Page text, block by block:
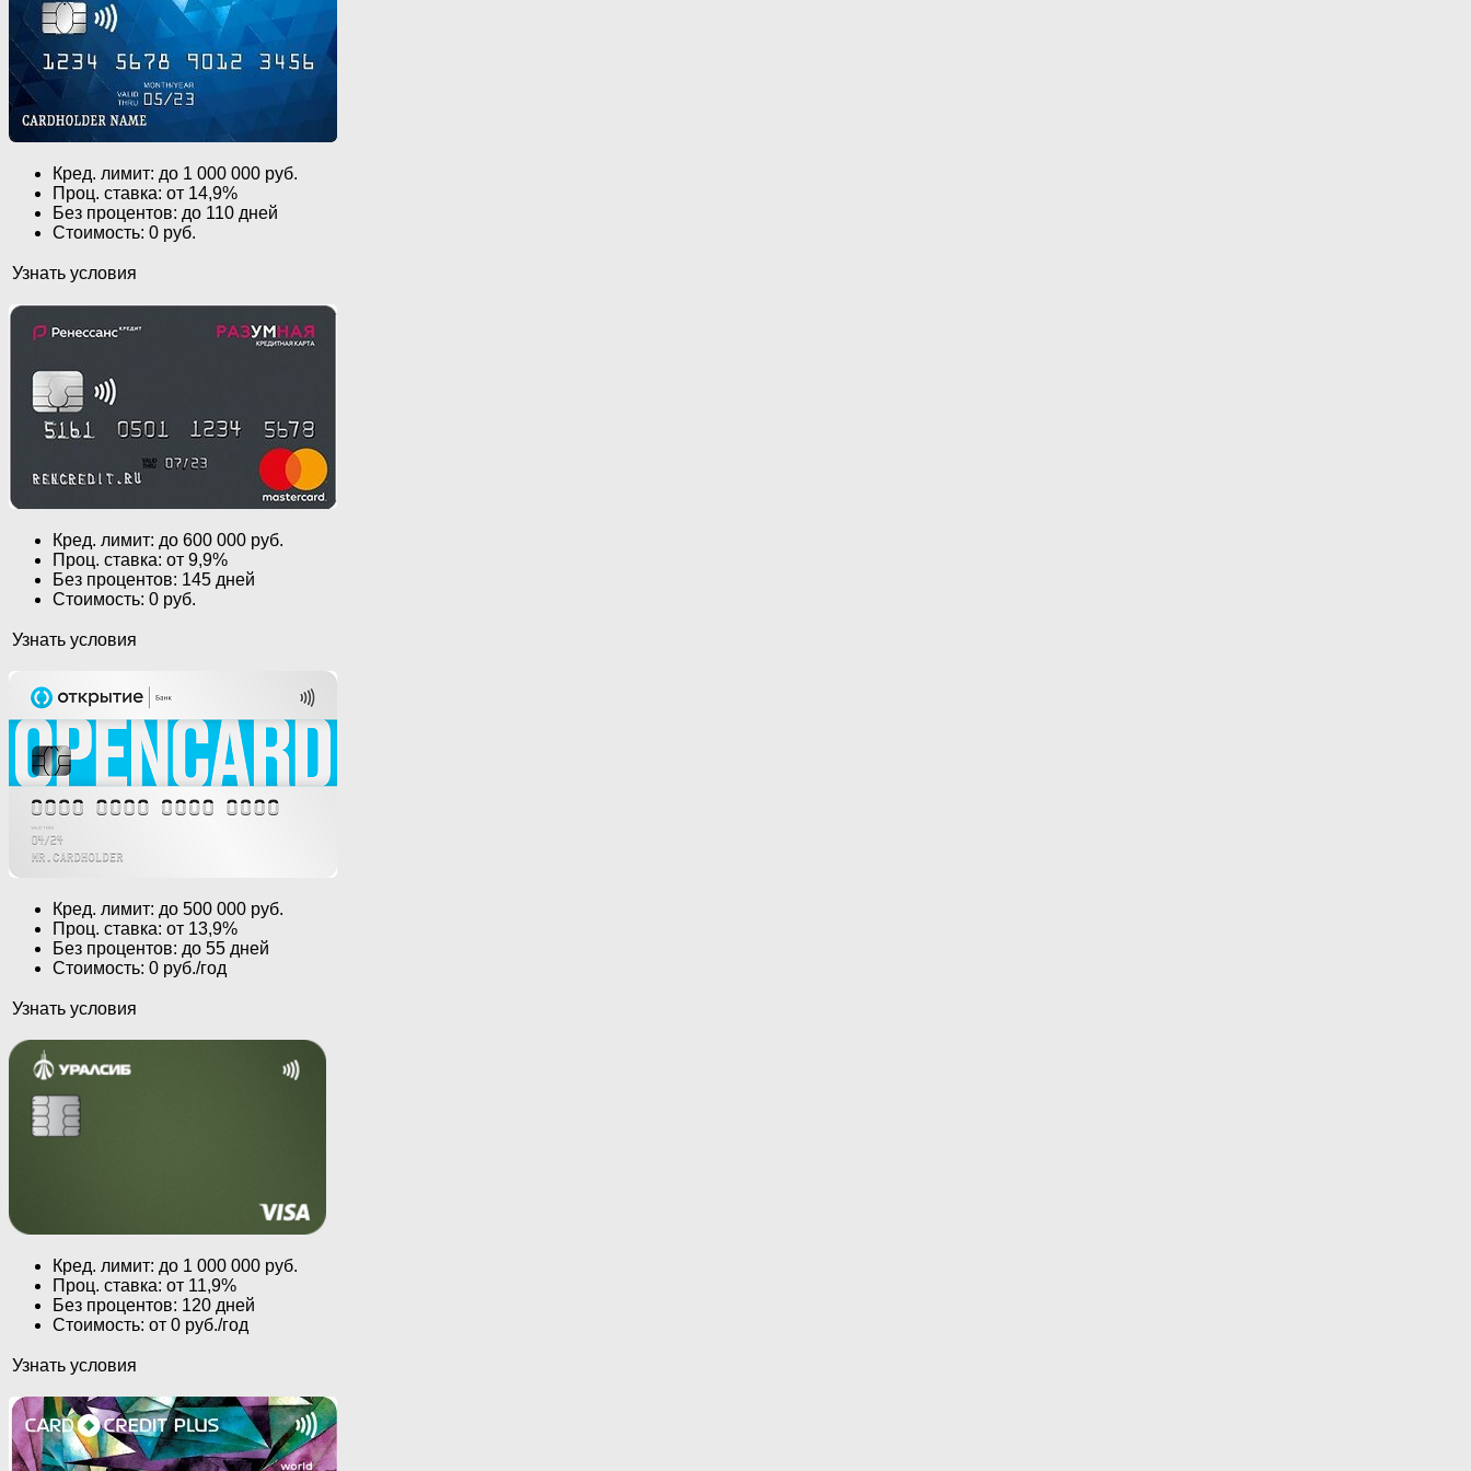
Кред. лимит: до 1 000 000 руб.
Проц. ставка: от 14,9%
Без процентов: до 110 дней
Стоимость: 0 руб.
Узнать условия
Кред. лимит: до 600 000 руб.
Проц. ставка: от 9,9%
Без процентов: 145 дней
Стоимость: 0 руб.
Узнать условия
Кред. лимит: до 500 000 руб.
Проц. ставка: от 13,9%
Без процентов: до 55 дней
Стоимость: 0 руб./год
Узнать условия
Кред. лимит: до 1 000 000 руб.
Проц. ставка: от 11,9%
Без процентов: 120 дней
Стоимость: от 0 руб./год
Узнать условия